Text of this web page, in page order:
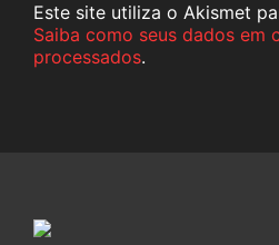
Este site utiliza o Akismet
Saiba como seus dados em
processados.